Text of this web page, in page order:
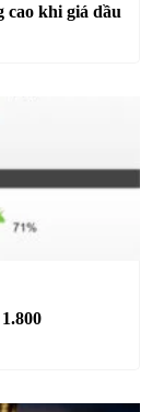
cao khi giá dầu